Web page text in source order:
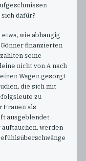
dafür?
wie abhängig
finanzierten
seine
nicht von A nach
Wagen gesorgt
die sich mit
zu
Frauen als
ausgeblendet.
werden